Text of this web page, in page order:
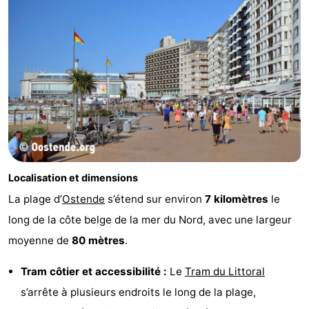
Faire
du
vélo
Randonnée
-
Équitation
-
Terrains
de
golf
-
Surfen
-
Equitation
Boire
et
manger
Événements
Pratiques
Localisation et dimensions
La plage d’Ostende s’étend sur environ 7 kilomètres le
long de la côte belge de la mer du Nord, avec une largeur
moyenne de 80 mètres.
Tram côtier et accessibilité : Le Tram du Littoral
s’arrête à plusieurs endroits le long de la plage,